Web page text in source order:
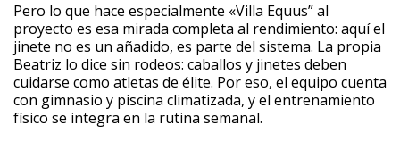
Pero lo que hace especialmente «Villa Equus” al
proyecto es esa mirada completa al rendimiento: aquí el
jinete no es un añadido, es parte del sistema. La propia
Beatriz lo dice sin rodeos: caballos y jinetes deben
cuidarse como atletas de élite. Por eso, el equipo cuenta
con gimnasio y piscina climatizada, y el entrenamiento
físico se integra en la rutina semanal.